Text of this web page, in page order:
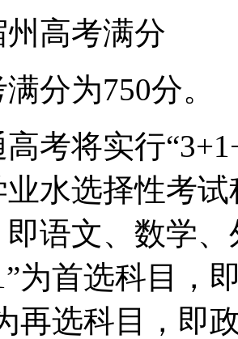
州高考满分
分为750分。
考将实行
水选择性考
语文、数学
为首选科目，
再选科目，即